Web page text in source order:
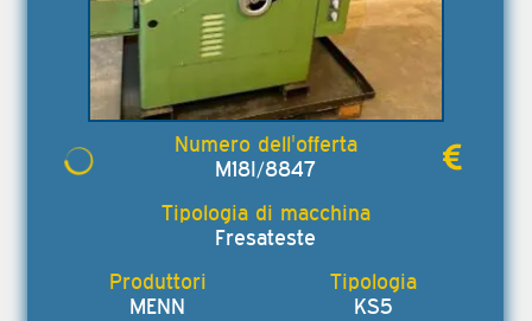
M18I/8847
Fresateste
MENN KS5